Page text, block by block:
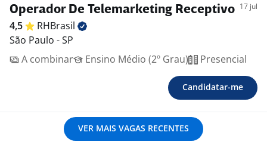
Operador De Telemarketing Receptivo 17 jul
4,5
RHBrasil
São Paulo - SP
A combinar
Ensino Médio (2º Grau) Presencial
Candidatar-me
VER MAIS VAGAS RECENTES